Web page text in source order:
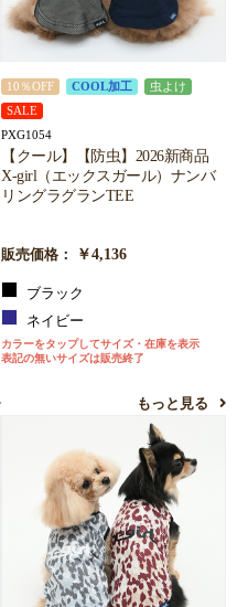
10％OFF COOL加工
虫よけ
SALE
PXG1054
【クール】【防虫】2026新商品
X-girl（エックスガール）ナンバ
リングラグランTEE
販売価格： ￥4,136
ブラック
ネイビー
カラーをタップしてサイズ・在庫を表示
表記の無いサイズは販売終了
もっと見る